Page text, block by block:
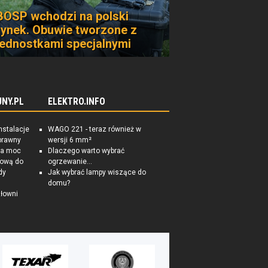
wchodzi na polski
Obuwie tworzone z
specjalnymi
moc
do
ELEKTRO.INFO
WAGO 221 - teraz również w
wersji 6 mm²
Dlaczego warto wybrać
ogrzewanie...
Jak wybrać lampy wiszące do
domu?